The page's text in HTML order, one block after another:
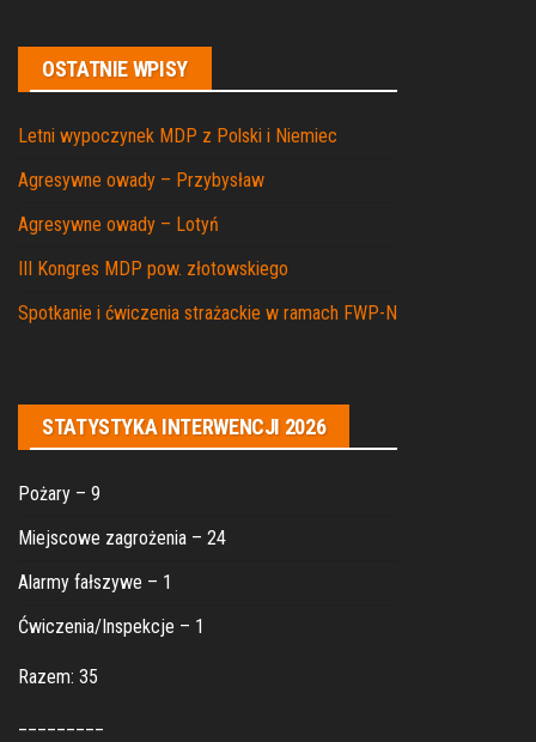
OSTATNIE WPISY
Letni wypoczynek MDP z Polski i Niemiec
Agresywne owady – Przybysław
Agresywne owady – Lotyń
III Kongres MDP pow. złotowskiego
Spotkanie i ćwiczenia strażackie w ramach FWP-N
STATYSTYKA INTERWENCJI 2026
Pożary – 9
Miejscowe zagrożenia – 24
Alarmy fałszywe – 1
Ćwiczenia/Inspekcje – 1
Razem: 35